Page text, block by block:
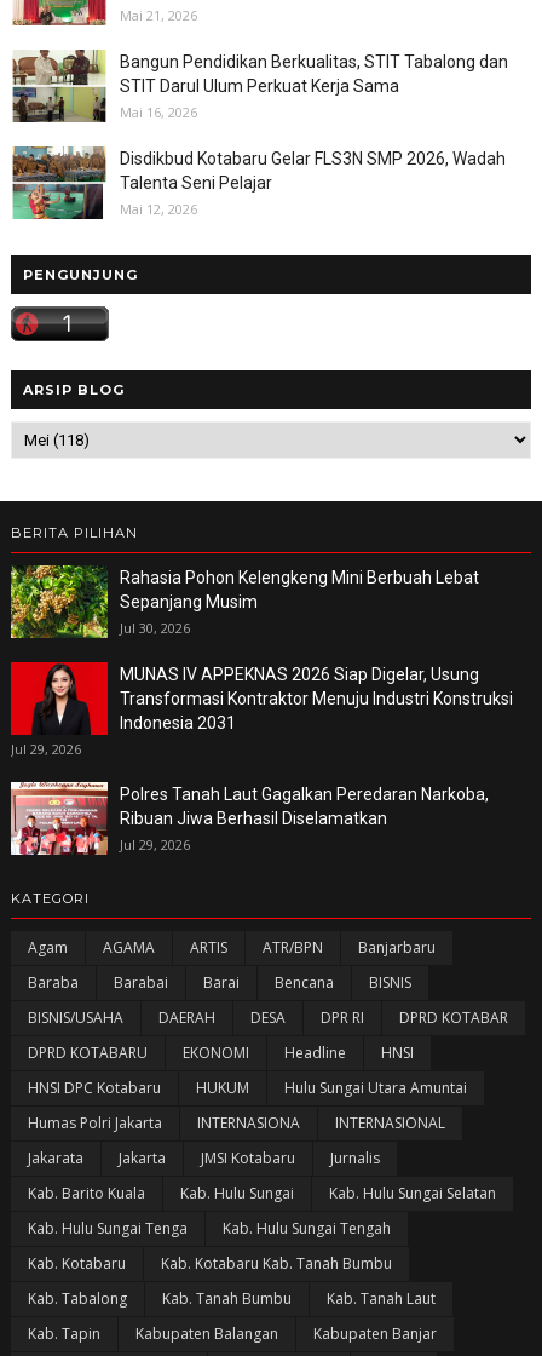
Mai 21, 2026
Bangun Pendidikan Berkualitas, STIT Tabalong dan
STIT Darul Ulum Perkuat Kerja Sama
Mai 16, 2026
Disdikbud Kotabaru Gelar FLS3N SMP 2026, Wadah
Talenta Seni Pelajar
Mai 12, 2026
PENGUNJUNG
ARSIP BLOG
BERITA PILIHAN
Rahasia Pohon Kelengkeng Mini Berbuah Lebat
Sepanjang Musim
Jul 30, 2026
MUNAS IV APPEKNAS 2026 Siap Digelar, Usung
Transformasi Kontraktor Menuju Industri Konstruksi
Indonesia 2031
Jul 29, 2026
Polres Tanah Laut Gagalkan Peredaran Narkoba,
Ribuan Jiwa Berhasil Diselamatkan
Jul 29, 2026
KATEGORI
Agam AGAMA ARTIS ATR/BPN
Banjarbaru
Baraba
Barabai Barai Bencana
BISNIS
BISNIS/USAHA
DAERAH DESA DPR RI
DPRD KOTABAR
DPRD KOTABARU
EKONOMI Headline
HNSI
HNSI DPC Kotabaru
HUKUM
Hulu Sungai Utara Amuntai
Humas Polri Jakarta
INTERNASIONA
INTERNASIONAL
Jakarata
Jakarta JMSI Kotabaru
Jurnalis
Kab. Barito Kuala
Kab. Hulu Sungai
Kab. Hulu Sungai Selatan
Kab. Hulu Sungai Tenga
Kab. Hulu Sungai Tengah
Kab. Kotabaru
Kab. Kotabaru Kab. Tanah Bumbu
Kab. Tabalong
Kab. Tanah Bumbu
Kab. Tanah Laut
Kab. Tapin
Kabupaten Balangan
Kabupaten Banjar